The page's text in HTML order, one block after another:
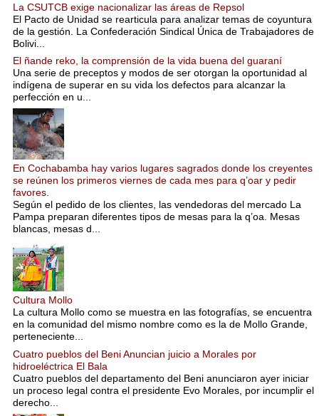
La CSUTCB exige nacionalizar las áreas de Repsol
El Pacto de Unidad se rearticula para analizar temas de coyuntura
de la gestión. La Confederación Sindical Única de Trabajadores de
Bolivi...
El ñande reko, la comprensión de la vida buena del guaraní
Una serie de preceptos y modos de ser otorgan la oportunidad al
indígena de superar en su vida los defectos para alcanzar la
perfección en u...
En Cochabamba hay varios lugares sagrados donde los creyentes
se reúnen los primeros viernes de cada mes para q’oar y pedir
favores.
Según el pedido de los clientes, las vendedoras del mercado La
Pampa preparan diferentes tipos de mesas para la q’oa. Mesas
blancas, mesas d...
Cultura Mollo
La cultura Mollo como se muestra en las fotografías, se encuentra
en la comunidad del mismo nombre como es la de Mollo Grande,
perteneciente...
Cuatro pueblos del Beni Anuncian juicio a Morales por
hidroeléctrica El Bala
Cuatro pueblos del departamento del Beni anunciaron ayer iniciar
un proceso legal contra el presidente Evo Morales, por incumplir el
derecho...